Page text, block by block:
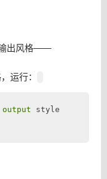
输出风格——
运行：
output style